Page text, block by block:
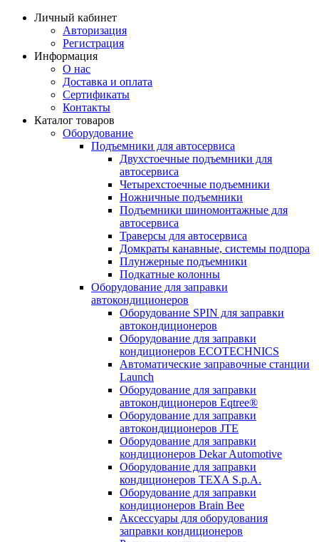
Личный кабинет
Авторизация
Регистрация
Информация
О нас
Доставка и оплата
Сертификаты
Контакты
Каталог товаров
Оборудование
Подъемники для автосервиса
Двухстоечные подъемники для
автосервиса
Четырехстоечные подъемники
Ножничные подъемники
Подъемники шиномонтажные для
автосервиса
Траверсы для автосервиса
Домкраты канавные, системы подпора
Плунжерные подъемники
Подкатные колонны
Оборудование для заправки
автокондиционеров
Оборудование SPIN для заправки
автокондиционеров
Оборудование для заправки
кондиционеров ECOTECHNICS
Автоматические заправочные станции
Launch
Оборудование для заправки
автокондиционеров Eqtree®
Оборудование для заправки
автокондиционеров JTE
Оборудование для заправки
кондиционеров Dekar Automotive
Оборудование для заправки
кондиционеров TEXA S.p.A.
Оборудование для заправки
кондиционеров Brain Bee
Аксессуары для оборудования
заправки кондиционеров